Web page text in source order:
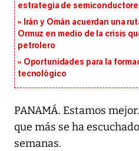
estrategia de
Irán y Omán acuerdan una
Ormuz en medio de la crisis
petrolero
Oportunidades para la
tecnológico
PANAMÁ. Estamos
que más se ha
semanas.